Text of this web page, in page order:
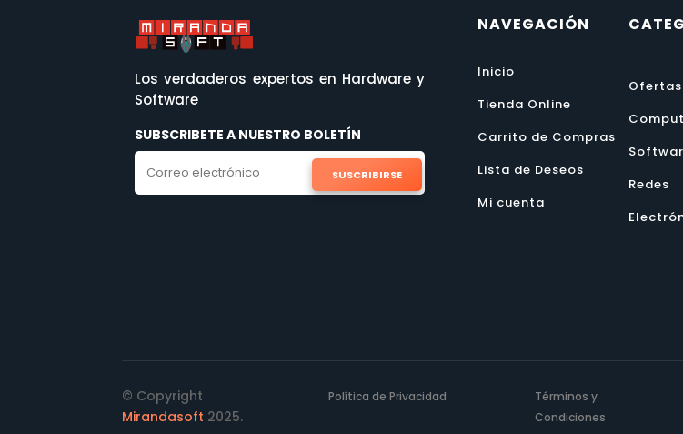
Los verdaderos expertos en Hardware y
Software
SUBSCRIBETE A NUESTRO BOLETÍN
SUSCRIBIRSE
NAVEGACIÓN
Inicio
Tienda Online
Carrito de Compras
Lista de Deseos
Mi cuenta
Redes
© Copyright
Mirandasoft 2025.
Política de Privacidad
Términos y
Condiciones